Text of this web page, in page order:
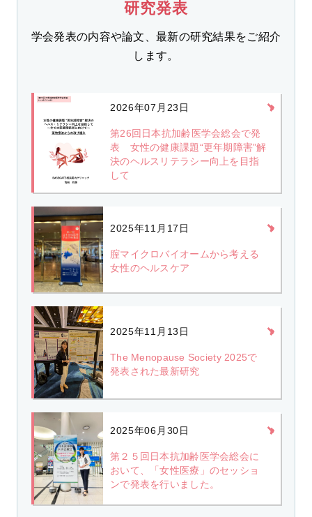
研究発表
学会発表の内容や論文、最新の研究結果をご紹介
します。
2026年07月23日
第26回日本抗加齢医学会総会で発
表 女性の健康課題“更年期障害”解
決のヘルスリテラシー向上を目指
して
2025年11月17日
腟マイクロバイオームから考える
女性のヘルスケア
2025年11月13日
The Menopause Society 2025で
発表された最新研究
2025年06月30日
第２５回日本抗加齢医学会総会に
おいて、「女性医療」のセッショ
ンで発表を行いました。